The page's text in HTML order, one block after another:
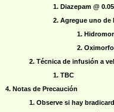
Diazepam @
Agregue uno de
Técnica de infusión a
TBC
Notas de Precaución
Observe si hay